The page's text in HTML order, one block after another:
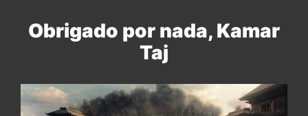
Obrigado por nada, Kamar
Taj